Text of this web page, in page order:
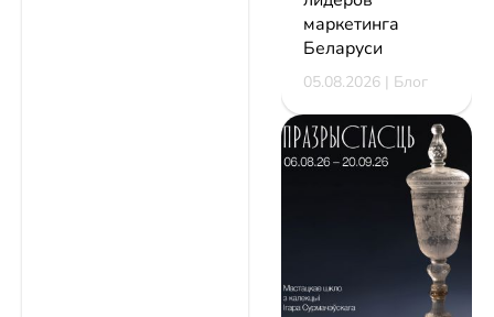
маркетинга
Беларуси
05.08.2026 | Блог